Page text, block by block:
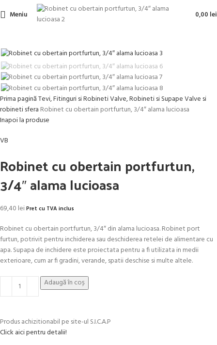
Meniu 0,00 lei
Prima paginăTevi, Fitinguri si RobinetiValve, Robineti si SupapeValve si
robineti sfera Robinet cu obertain portfurtun, 3/4″ alama lucioasa
Inapoi la produse
VB
Robinet cu obertain portfurtun,
3/4″ alama lucioasa
69,40 leiPret cu TVA inclus
Robinet cu obertain portfurtun, 3/4″ din alama lucioasa. Robinet port
furtun, potrivit pentru inchiderea sau deschiderea retelei de alimentare cu
apa. Supapa de inchidere este proiectata pentru a fi utilizata in medii
exterioare, cum ar fi gradini, verande, spatii deschise si multe altele.
Adaugă în coș
Produs achizitionabil pe site-ul S.I.C.A.P
Click aici pentru detalii!